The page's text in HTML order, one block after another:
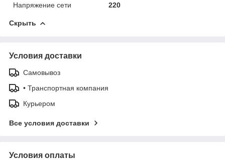
Напряжение сети
220
Скрыть
Условия доставки
Самовывоз
• Транспортная компания
Курьером
Все условия доставки
Условия оплаты